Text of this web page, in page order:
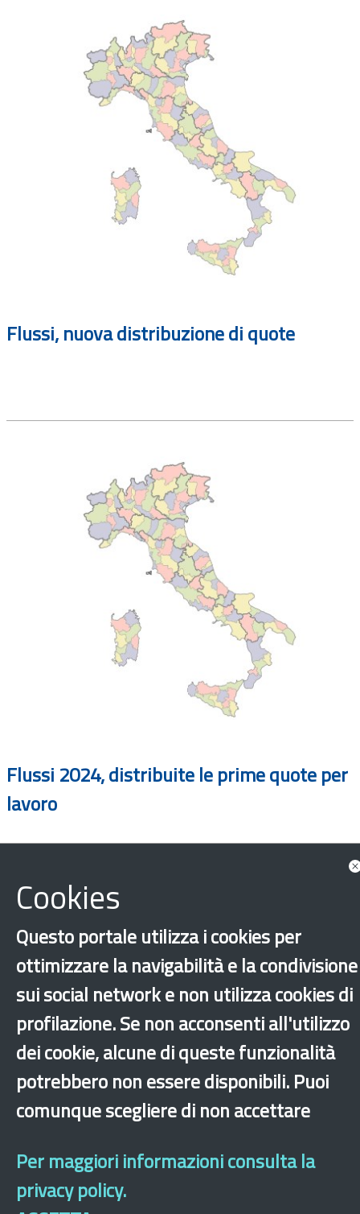
Flussi, nuova distribuzione di quote
Flussi 2024, distribuite le prime quote per
lavoro
×
Cookies
Questo portale utilizza i cookies per
ottimizzare la navigabilità e la condivisione
sui social network e non utilizza cookies di
profilazione. Se non acconsenti all'utilizzo
dei cookie, alcune di queste funzionalità
potrebbero non essere disponibili. Puoi
comunque scegliere di non accettare
Per maggiori informazioni consulta la
privacy policy.
Sito archeologico